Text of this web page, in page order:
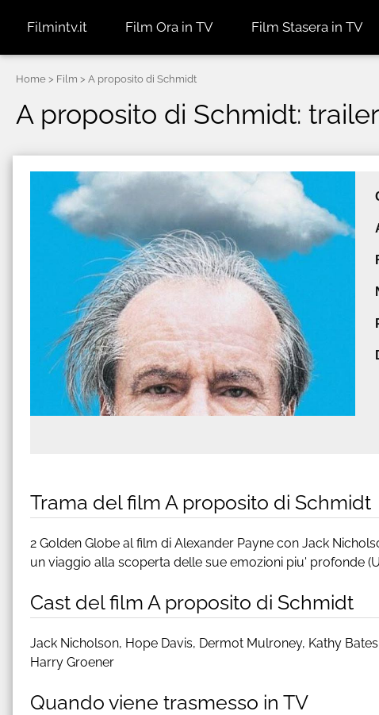
Filmintv.it Film Ora in TV Film Stasera in TV
Home > Film > A proposito di Schmidt
A proposito di Schmidt:
Trama del film A proposito di Schmidt
2 Golden Globe al film di Alexander Payne con Jack
un viaggio alla scoperta delle sue emozioni piu' profonde
Cast del film A proposito di Schmidt
Jack Nicholson, Hope Davis, Dermot Mulroney, Kathy
Harry Groener
Quando viene trasmesso in TV